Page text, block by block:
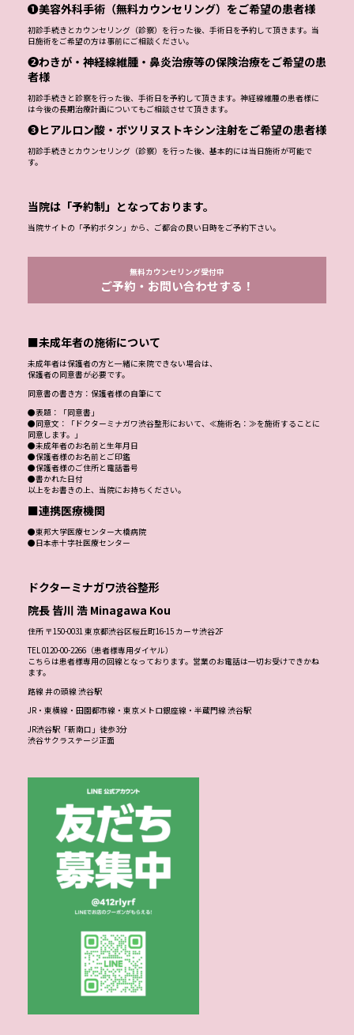
❶美容外科手術（無料カウンセリング）をご希望の患者様
初診手続きとカウンセリング（診察）を行った後、手術日を予約して頂きます。当
日施術をご希望の方は事前にご相談ください。
❷わきが・神経線維腫・鼻炎治療等の保険治療をご希望の患
者様
初診手続きと診察を行った後、手術日を予約して頂きます。神経線維腫の患者様に
は今後の長期治療計画についてもご相談させて頂きます。
❸ヒアルロン酸・ボツリヌストキシン注射をご希望の患者様
初診手続きとカウンセリング（診察）を行った後、基本的には当日施術が可能で
す。
当院は「予約制」となっております。
当院サイトの「予約ボタン」から、ご都合の良い日時をご予約下さい。
無料カウンセリング受付中
ご予約・お問い合わせする！
■未成年者の施術について
未成年者は保護者の方と一緒に来院できない場合は、
保護者の同意書が必要です。
同意書の書き方：保護者様の自筆にて
●表題：「同意書」
●同意文：「ドクターミナガワ渋谷整形において、≪施術名：≫を施術することに
同意します。」
●未成年者のお名前と生年月日
●保護者様のお名前とご印鑑
●保護者様のご住所と電話番号
●書かれた日付
以上をお書きの上、当院にお持ちください。
■連携医療機関
●東邦大学医療センター大橋病院
●日本赤十字社医療センター
ドクターミナガワ渋谷整形
院長 皆川 浩 Minagawa Kou
住所 〒150-0031 東京都渋谷区桜丘町16-15 カーサ渋谷2F
TEL 0120-00-2266（患者様専用ダイヤル）
こちらは患者様専用の回線となっております。営業のお電話は一切お受けできかね
ます。
路線 井の頭線 渋谷駅
JR・東横線・田園都市線・東京メトロ銀座線・半蔵門線 渋谷駅
JR渋谷駅「新南口」徒歩3分
渋谷サクラステージ正面